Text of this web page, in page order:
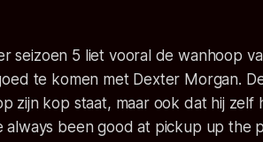
seizoen 5 liet vooral de wanhoop
te komen met Dexter Morgan.
zijn kop staat, maar ook dat hij zelf
always been good at pickup up the